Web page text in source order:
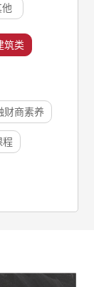
筑类
财商素养
程